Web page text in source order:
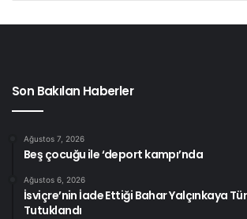
Son Bakılan Haberler
Ağustos 7, 2026
Beş çocuğu ile ‘deport kampı’nda
Ağustos 6, 2026
İsviçre’nin İade Ettiği Bahar Yalçınkaya
Tutuklandı